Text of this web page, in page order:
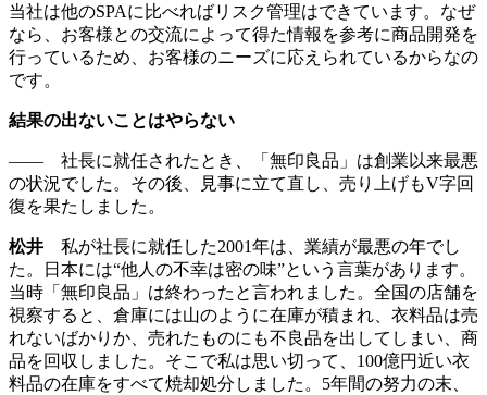
当社は他のSPAに比べればリスク管理はできています。なぜ
なら、お客様との交流によって得た情報を参考に商品開発を
行っているため、お客様のニーズに応えられているからなの
です。
結果の出ないことはやらない
―― 社長に就任されたとき、「無印良品」は創業以来最悪
の状況でした。その後、見事に立て直し、売り上げもV字回
復を果たしました。
松井 私が社長に就任した2001年は、業績が最悪の年でし
た。日本には“他人の不幸は密の味”という言葉があります。
当時「無印良品」は終わったと言われました。全国の店舗を
視察すると、倉庫には山のように在庫が積まれ、衣料品は売
れないばかりか、売れたものにも不良品を出してしまい、商
品を回収しました。そこで私は思い切って、100億円近い衣
料品の在庫をすべて焼却処分しました。5年間の努力の末、